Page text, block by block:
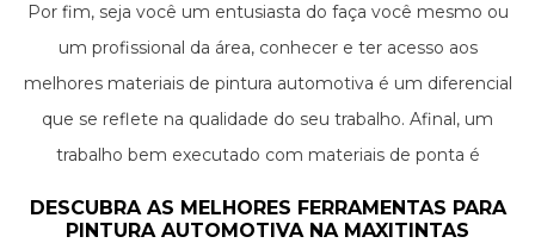
de solventes e outros vapores prejudiciais.
Por fim, seja você um entusiasta do faça você mesmo ou
um profissional da área, conhecer e ter acesso aos
melhores materiais de pintura automotiva é um diferencial
que se reflete na qualidade do seu trabalho. Afinal, um
trabalho bem executado com materiais de ponta é
DESCUBRA AS MELHORES FERRAMENTAS PARA
PINTURA AUTOMOTIVA NA MAXITINTAS